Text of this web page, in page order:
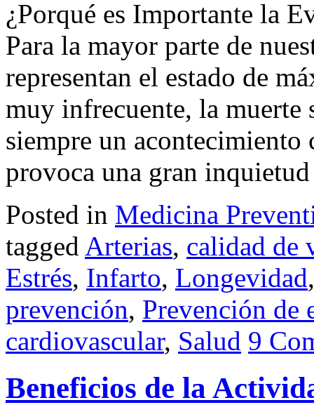
¿Porqué es Importante la
Para la mayor parte de
representan el estado de
muy infrecuente, la muerte
siempre un
provoca una gran
Posted in Medicina
tagged Arterias, calidad de
Estrés, Infarto, Longevidad
prevención, Prevención de
cardiovascular, Salud 9
Beneficios de la